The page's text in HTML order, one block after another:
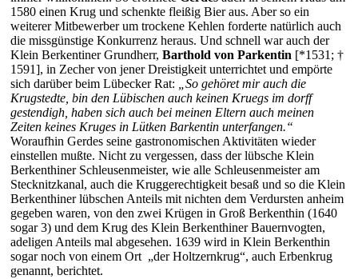
1580 einen Krug und schenkte fleißig Bier aus. Aber so ein
weiterer Mitbewerber um trockene Kehlen forderte natürlich auch
die missgünstige Konkurrenz heraus. Und schnell war auch der
Klein Berkentiner Grundherr, Barthold von Parkentin [*1531; †
1591], in Zecher von jener Dreistigkeit unterrichtet und empörte
sich darüber beim Lübecker Rat: „So gehöret mir auch die
Krugstedte, bin den Lübischen auch keinen Kruegs im dorff
gestendigh, haben sich auch bei meinen Eltern auch meinen
Zeiten keines Kruges in Lütken Barkentin unterfangen.“
Woraufhin Gerdes seine gastronomischen Aktivitäten wieder
einstellen mußte. Nicht zu vergessen, dass der lübsche Klein
Berkenthiner Schleusenmeister, wie alle Schleusenmeister am
Stecknitzkanal, auch die Kruggerechtigkeit besaß und so die Klein
Berkenthiner lübschen Anteils mit nichten dem Verdursten anheim
gegeben waren, von den zwei Krügen in Groß Berkenthin (1640
sogar 3) und dem Krug des Klein Berkenthiner Bauernvogten,
adeligen Anteils mal abgesehen. 1639 wird in Klein Berkenthin
sogarnoch von einem Ort „der Holtzernkrug“, auch Erbenkrug
genannt, berichtet.